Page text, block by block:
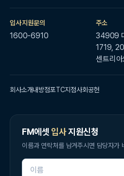
입사지원문의
1600-6910
주소
34909
1719,
센트리
회사소개내방점포TC지점사회공헌
FM에셋입사지원신청
이름과 연락처를 남겨주시면 담당자가
이름